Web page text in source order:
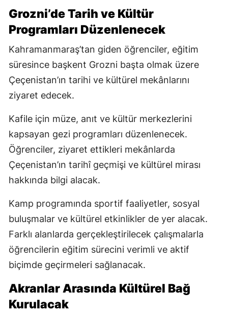
Grozni’de Tarih ve Kültür
Programları Düzenlenecek
Kahramanmaraş’tan giden öğrenciler, eğitim
süresince başkent Grozni başta olmak üzere
Çeçenistan’ın tarihi ve kültürel mekânlarını
ziyaret edecek.
Kafile için müze, anıt ve kültür merkezlerini
kapsayan gezi programları düzenlenecek.
Öğrenciler, ziyaret ettikleri mekânlarda
Çeçenistan’ın tarihî geçmişi ve kültürel mirası
hakkında bilgi alacak.
Kamp programında sportif faaliyetler, sosyal
buluşmalar ve kültürel etkinlikler de yer alacak.
Farklı alanlarda gerçekleştirilecek çalışmalarla
öğrencilerin eğitim sürecini verimli ve aktif
biçimde geçirmeleri sağlanacak.
Akranlar Arasında Kültürel Bağ
Kurulacak